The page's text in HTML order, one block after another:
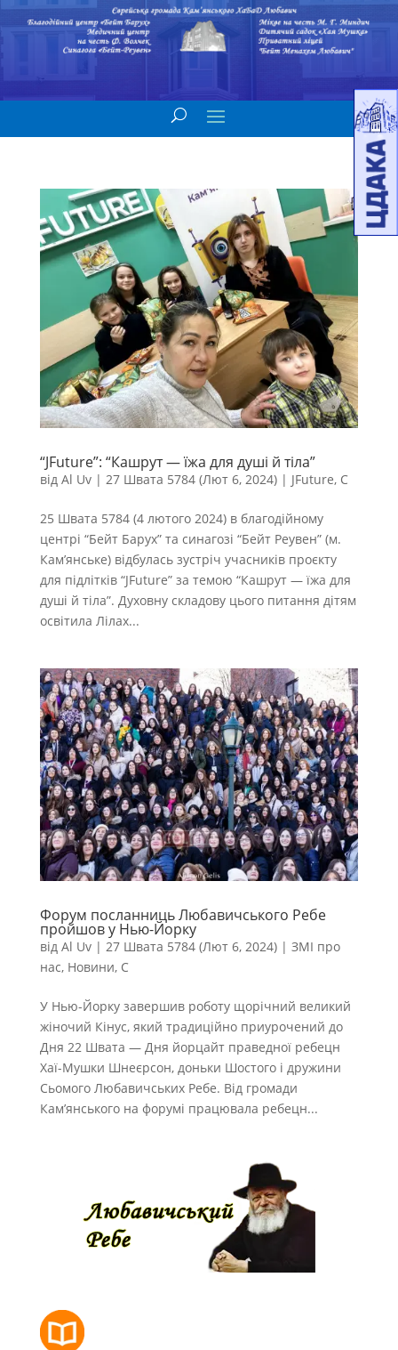
“JFuture”: “Кашрут — їжа для душі й тіла”
від Al Uv| 27 Швата 5784 (Лют 6, 2024)| JFuture, С
25 Швата 5784 (4 лютого 2024) в благодійному
центрі “Бейт Барух” та синагозі “Бейт Реувен” (м.
Кам’янське) відбулась зустріч учасників проєкту
для підлітків “JFuture” за темою “Кашрут — їжа для
душі й тіла”. Духовну складову цього питання дітям
освітила Лілах...
Форум посланниць Любавичського Ребе
пройшов у Нью-Йорку
від Al Uv| 27 Швата 5784 (Лют 6, 2024)| ЗМІ про
нас, Новини, С
У Нью-Йорку завершив роботу щорічний великий
жіночий Кінус, який традиційно приурочений до
Дня 22 Швата — Дня йорцайт праведної ребецн
Хаї-Мушки Шнеєрсон, доньки Шостого і дружини
Сьомого Любавичських Ребе. Від громади
Кам’янського на форумі працювала ребецн...